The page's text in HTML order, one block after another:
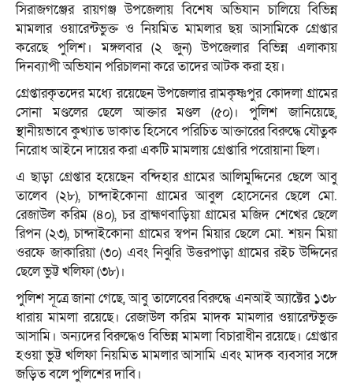
সিরাজগঞ্জের রায়গঞ্জ উপজেলায় বিশেষ অভিযান চালিয়ে বিভিন্ন
মামলার ওয়ারেন্টভুক্ত ও নিয়মিত মামলার ছয় আসামিকে গ্রেপ্তার
করেছে পুলিশ। মঙ্গলবার (২ জুন) উপজেলার বিভিন্ন এলাকায়
দিনব্যাপী অভিযান পরিচালনা করে তাদের আটক করা হয়।
গ্রেপ্তারকৃতদের মধ্যে রয়েছেন উপজেলার রামকৃষ্ণপুর কোদলা গ্রামের
সোনা মণ্ডলের ছেলে আক্তার মণ্ডল (৫০)। পুলিশ জানিয়েছে,
স্থানীয়ভাবে কুখ্যাত ডাকাত হিসেবে পরিচিত আক্তারের বিরুদ্ধে যৌতুক
নিরোধ আইনে দায়ের করা একটি মামলায় গ্রেপ্তারি পরোয়ানা ছিল।
এ ছাড়া গ্রেপ্তার হয়েছেন বন্দিহার গ্রামের আলিমুদ্দিনের ছেলে আবু
তালেব (২৮), চান্দাইকোনা গ্রামের আবুল হোসেনের ছেলে মো.
রেজাউল করিম (৪০), চর ব্রাহ্মণবাড়িয়া গ্রামের মজিদ শেখের ছেলে
রিপন (২৩), চান্দাইকোনা গ্রামের স্বপন মিয়ার ছেলে মো. শয়ন মিয়া
ওরফে জাকারিয়া (৩০) এবং নিঝুরি উত্তরপাড়া গ্রামের রইচ উদ্দিনের
ছেলে ভুট্ট খলিফা (৩৮)।
পুলিশ সূত্রে জানা গেছে, আবু তালেবের বিরুদ্ধে এনআই অ্যাক্টের ১৩৮
ধারায় মামলা রয়েছে। রেজাউল করিম মাদক মামলার ওয়ারেন্টভুক্ত
আসামি। অন্যদের বিরুদ্ধেও বিভিন্ন মামলা বিচারাধীন রয়েছে। গ্রেপ্তার
হওয়া ভুট্ট খলিফা নিয়মিত মামলার আসামি এবং মাদক ব্যবসার সঙ্গে
জড়িত বলে পুলিশের দাবি।